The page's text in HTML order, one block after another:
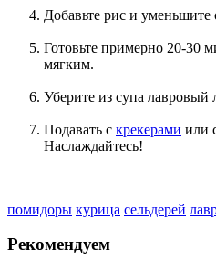
Добавьте рис и уменьшите
Готовьте примерно 20-30
мягким.
Уберите из супа лавровый
Подавать с крекерами или
Наслаждайтесь!
помидоры курица сельдерей
Рекомендуем